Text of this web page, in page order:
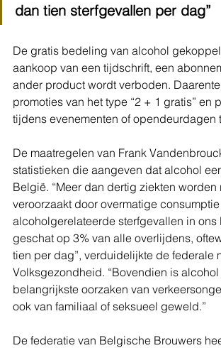
dan tien sterfgevallen per dag”
De gratis bedeling van alcohol
aankoop van een tijdschrift, een
ander product wordt verboden.
promoties van het type “2 + 1 gratis” en
tijdens evenementen of opendeurdagen
De maatregelen van Frank
statistieken die aangeven dat alcohol
België. “Meer dan dertig ziekten worden
veroorzaakt door overmatige
alcoholgerelateerde sterfgevallen in ons
geschat op 3% van alle overlijdens,
tien per dag”, verduidelijkte de federale
Volksgezondheid. “Bovendien is
belangrijkste oorzaken van
ook van familiaal of seksueel geweld.”
De federatie van Belgische Brouwers